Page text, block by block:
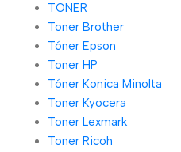
TONER
Toner Brother
Tóner Epson
Toner HP
Tóner Konica Minolta
Toner Kyocera
Toner Lexmark
Toner Ricoh